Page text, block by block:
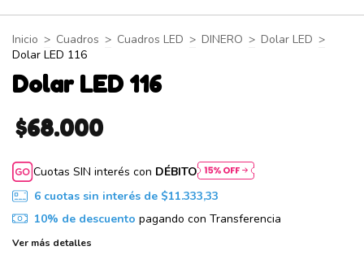
Inicio > Cuadros > Cuadros LED > DINERO > Dolar LED >
Dolar LED 116
Dolar LED 116
$68.000
Cuotas SIN interés con DÉBITO
6 cuotas sin interés de $11.333,33
10% de descuento pagando con Transferencia
Ver más detalles